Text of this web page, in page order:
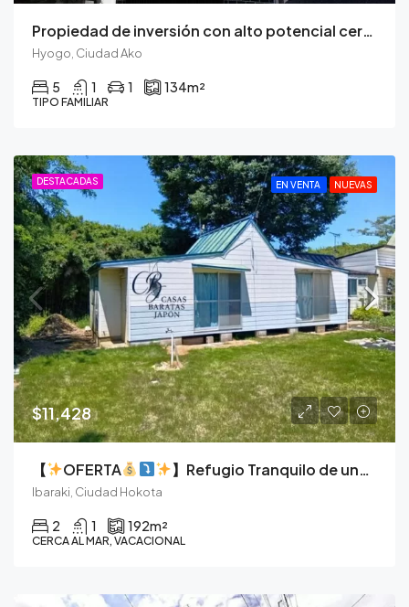
Propiedad de inversión con alto potencial cerca del Castillo de Himeji
Hyogo, Ciudad Ako
5 1 1 134m²
TIPO FAMILIAR
DESTACADAS EN VENTA NUEVAS
$11,428
【 OFERTA 】Refugio Tranquilo de una Sola Planta Cerca de la Costa de Ibaraki
Ibaraki, Ciudad Hokota
2 1 192m²
CERCA AL MAR, VACACIONAL